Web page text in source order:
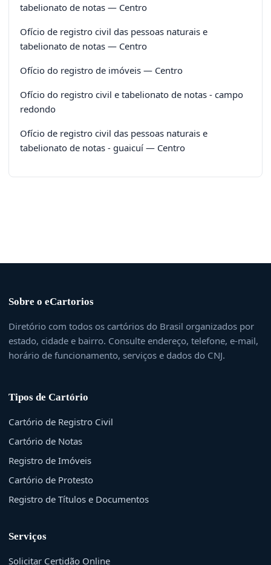
tabelionato de notas — Centro
Ofício de registro civil das pessoas naturais e
tabelionato de notas — Centro
Ofício do registro de imóveis — Centro
Ofício do registro civil e tabelionato de notas - campo
redondo
Ofício de registro civil das pessoas naturais e
tabelionato de notas - guaicuí — Centro
Sobre o eCartorios
Diretório com todos os cartórios do Brasil organizados por
estado, cidade e bairro. Consulte endereço, telefone, e-mail,
horário de funcionamento, serviços e dados do CNJ.
Tipos de Cartório
Cartório de Registro Civil
Cartório de Notas
Registro de Imóveis
Cartório de Protesto
Registro de Títulos e Documentos
Serviços
Solicitar Certidão Online